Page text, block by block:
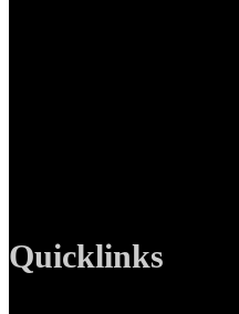
Quicklinks